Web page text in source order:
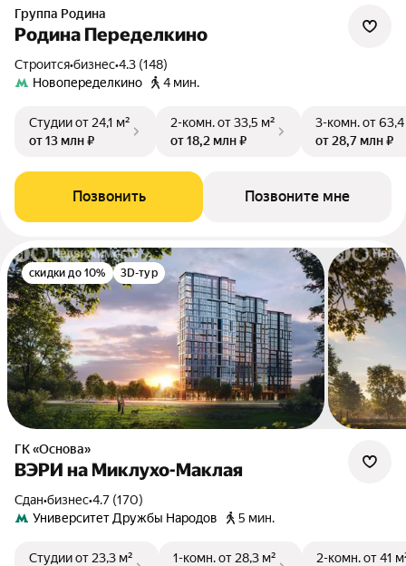
Группа Родина
Родина Переделкино
Строится•бизнес•4.3 (148)
Новопеределкино
4 мин.
Студииот 24,1 м²
от 13 млн ₽
2-комн.от 33,5 м²
от 18,2 млн ₽
3-комн.от
от 28,7 млн ₽
Позвонить Позвоните мне
скидки до 10% 3D-тур
ГК «Основа»
ВЭРИ на Миклухо-Маклая
Сдан•бизнес•4.7 (170)
Университет Дружбы Народов
5 мин.
Студииот 23,3 м²
1-комн.от 28,3 м²
2-комн.от 41